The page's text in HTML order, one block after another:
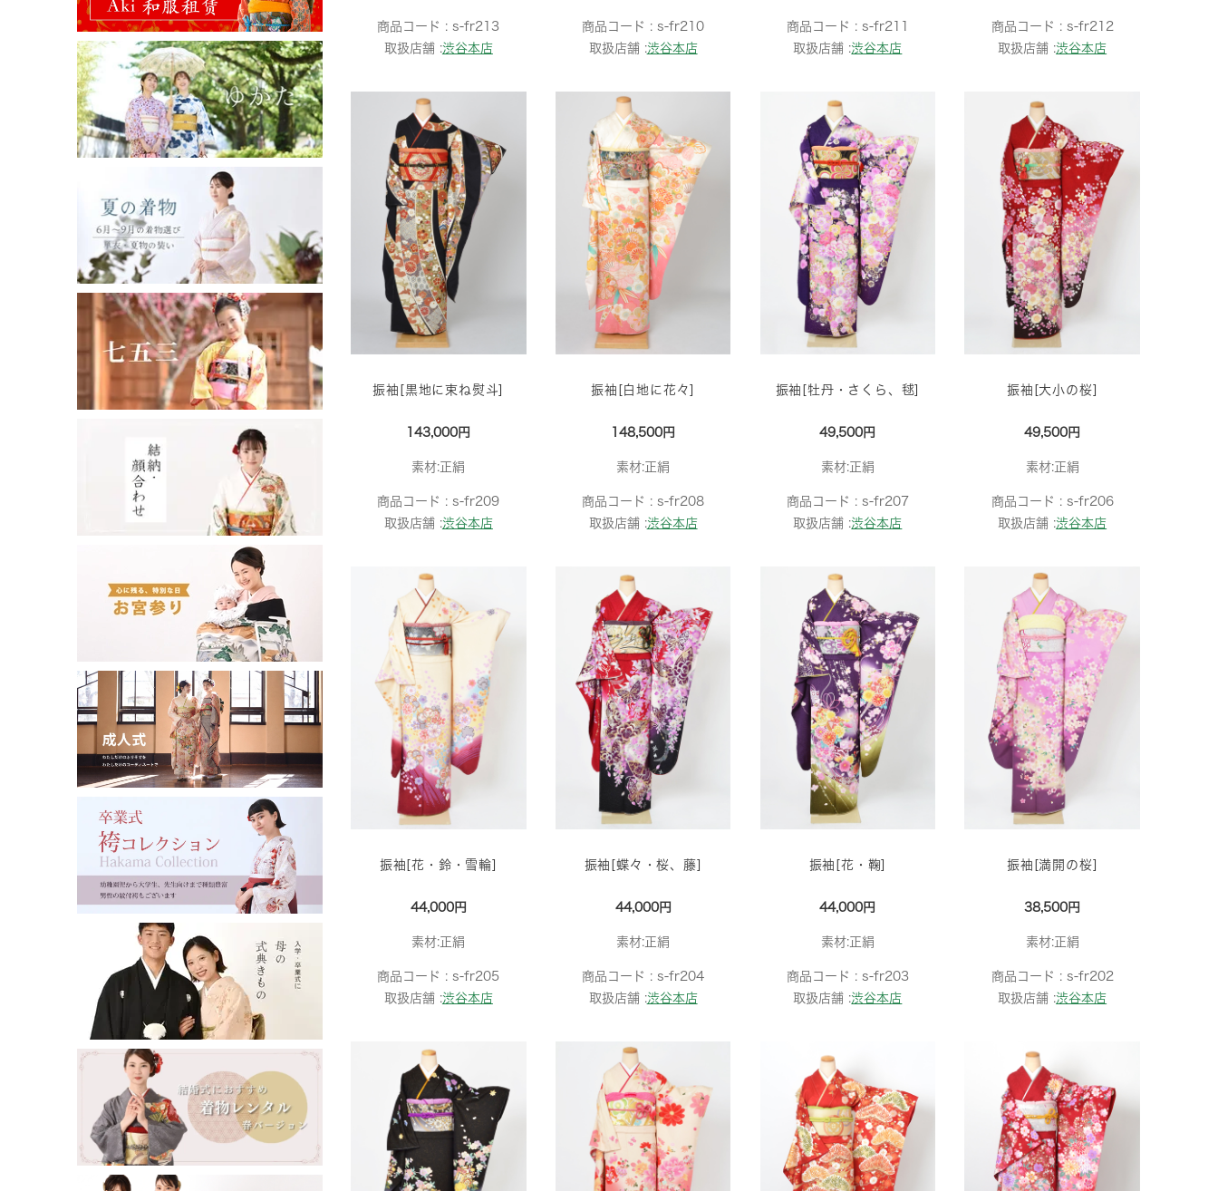
商品コード :s-fr213
取扱店舗 :渋谷本店
商品コード :s-fr210
取扱店舗 :渋谷本店
商品コード : s-fr211
取扱店舗 :渋谷本店
商品コード : s-fr212
取扱店舗 :渋谷本店
振袖[黒地に束ね熨斗]
143,000円
素材:正絹
商品コード :s-fr209
取扱店舗 :渋谷本店
振袖[白地に花々]
148,500円
素材:正絹
商品コード :s-fr208
取扱店舗 :渋谷本店
振袖[牡丹・さくら、毬]
49,500円
素材:正絹
商品コード : s-fr207
取扱店舗 :渋谷本店
振袖[大小の桜]
49,500円
素材:正絹
商品コード : s-fr206
取扱店舗 :渋谷本店
振袖[花・鈴・雪輪]
44,000円
素材:正絹
商品コード :s-fr205
取扱店舗 :渋谷本店
振袖[蝶々・桜、藤]
44,000円
素材:正絹
商品コード :s-fr204
取扱店舗 :渋谷本店
振袖[花・鞠]
44,000円
素材:正絹
商品コード : s-fr203
取扱店舗 :渋谷本店
振袖[満開の桜]
38,500円
素材:正絹
商品コード : s-fr202
取扱店舗 :渋谷本店